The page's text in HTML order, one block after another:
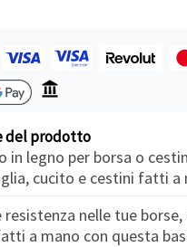
del prodotto
in legno per borsa o
cucito e cestini fatti a
resistenza nelle tue
a mano con questa